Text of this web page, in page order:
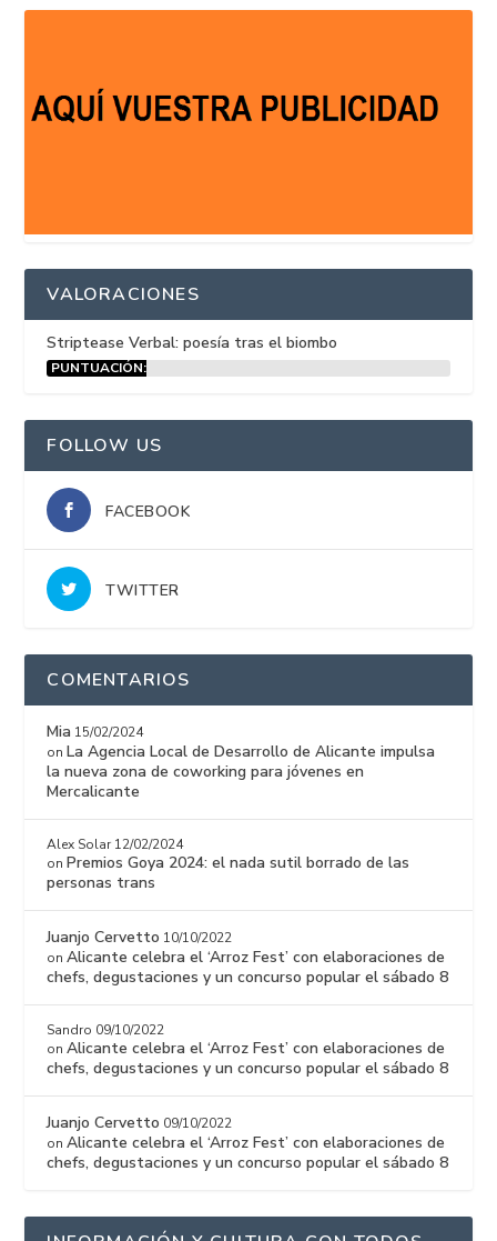
VALORACIONES
Striptease Verbal: poesía tras el biombo
PUNTUACIÓN:
FOLLOW US
FACEBOOK
TWITTER
COMENTARIOS
Mia 15/02/2024
on La Agencia Local de Desarrollo de Alicante impulsa
la nueva zona de coworking para jóvenes en
Mercalicante
Alex Solar 12/02/2024
on Premios Goya 2024: el nada sutil borrado de las
personas trans
Juanjo Cervetto 10/10/2022
onAlicante celebra el ‘Arroz Fest’ con elaboraciones de
chefs, degustaciones y un concurso popular el sábado 8
Sandro 09/10/2022
onAlicante celebra el ‘Arroz Fest’ con elaboraciones de
chefs, degustaciones y un concurso popular el sábado 8
Juanjo Cervetto 09/10/2022
onAlicante celebra el ‘Arroz Fest’ con elaboraciones de
chefs, degustaciones y un concurso popular el sábado 8